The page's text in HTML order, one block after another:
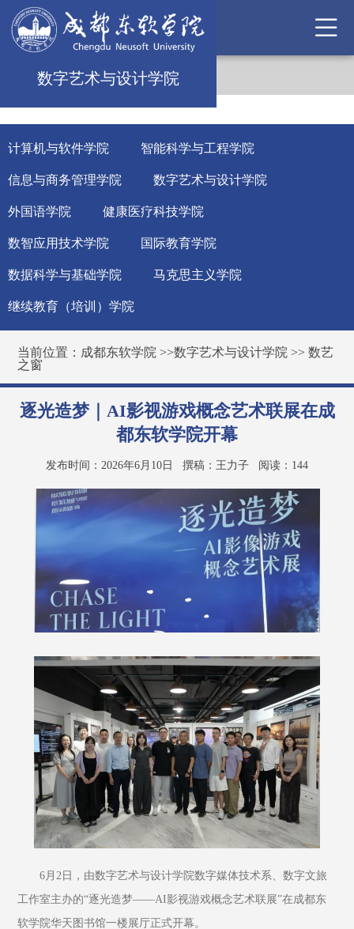
数字艺术与设计学院
计算机与软件学院 智能科学与工程学院
信息与商务管理学院 数字艺术与设计学院
外国语学院 健康医疗科技学院
数智应用技术学院 国际教育学院
数据科学与基础学院 马克思主义学院
继续教育（培训）学院
当前位置： 成都东软学院 >>数字艺术与设计学院 >>数艺
之窗
逐光造梦｜AI影视游戏概念艺术联展在成
都东软学院开幕
发布时间：2026年6月10日 撰稿：王力子 阅读： 144
6月2日，由数字艺术与设计学院数字媒体技术系、数字文旅
工作室主办的“逐光造梦——AI影视游戏概念艺术联展”在成都东
软学院华天图书馆一楼展厅正式开幕。